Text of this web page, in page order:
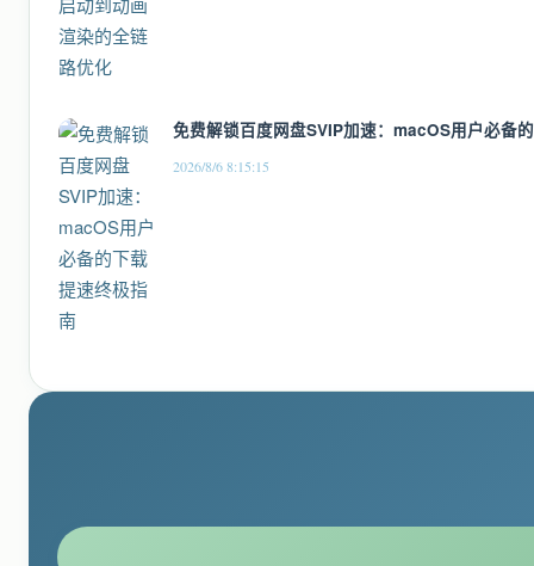
免费解锁百度网盘SVIP加速：macOS用户必备
2026/8/6 8:15:15